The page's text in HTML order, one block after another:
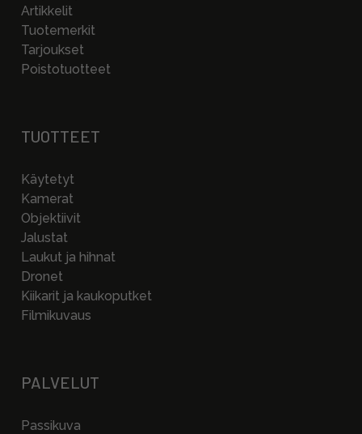
Artikkelit
Tuotemerkit
Tarjoukset
Poistotuotteet
TUOTTEET
Käytetyt
Kamerat
Objektiivit
Jalustat
Laukut ja hihnat
Dronet
Kiikarit ja kaukoputket
Filmikuvaus
PALVELUT
Passikuva